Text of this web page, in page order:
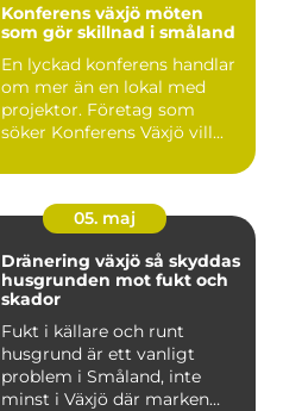
Konferens växjö möten
som gör skillnad i småland
En lyckad konferens handlar
om mer än en lokal med
projektor. Företag som
söker Konferens Växjö vill...
05. maj
Dränering växjö så skyddas
husgrunden mot fukt och
skador
Fukt i källare och runt
husgrund är ett vanligt
problem i Småland, inte
minst i Växjö där marken